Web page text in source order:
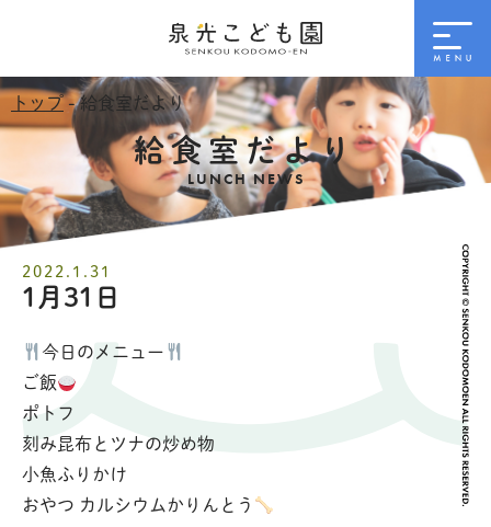
トップ- 給食室だより
給食室だより
LUNCH NEWS
2022.1.31
1月31日
今日のメニュー
ご飯
ポトフ
刻み昆布とツナの炒め物
小魚ふりかけ
おやつ カルシウムかりんとう